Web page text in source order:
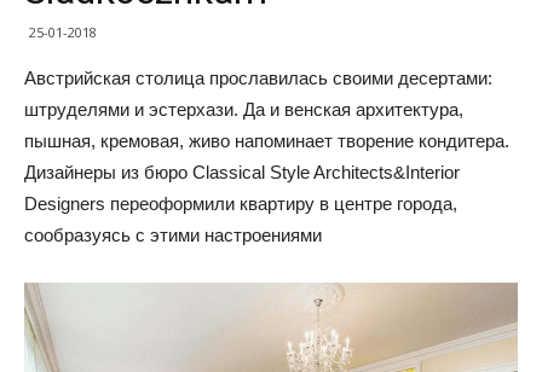
25-01-2018
Австрийская столица прославилась своими десертами:
штруделями и эстерхази. Да и венская архитектура,
пышная, кремовая, живо напоминает творение кондитера.
Дизайнеры из бюро Classical Style Architects&Interior
Designers переоформили квартиру в центре города,
сообразуясь с этими настроениями